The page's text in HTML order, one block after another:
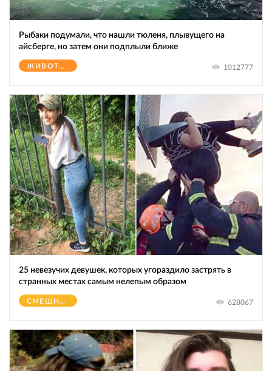
Рыбаки подумали, что нашли тюленя, плывущего на
айсберге, но затем они подплыли ближе
ЖИВОТНЫЕ 1012777
25 невезучих девушек, которых угораздило застрять в
странных местах самым нелепым образом
СМЕШНОЕ 628067